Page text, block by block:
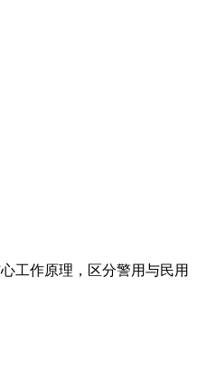
工作原理，区分警用与民用